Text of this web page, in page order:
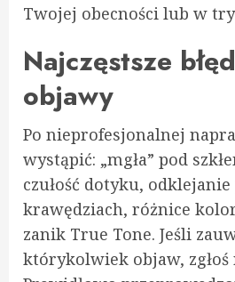
Twojej obecności lub w
Najczęstsze
objawy
Po nieprofesjonalnej
wystąpić: „mgła” pod
czułość dotyku,
krawędziach, różnice
zanik True Tone. Jeśli
którykolwiek objaw, zgłoś